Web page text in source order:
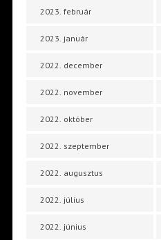
2023. február
2023. január
2022. december
2022. november
2022. október
2022. szeptember
2022. augusztus
2022. július
2022. június